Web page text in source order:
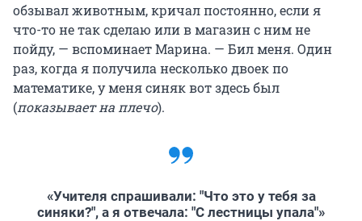
обзывал животным, кричал постоянно, если я
что-то не так сделаю или в магазин с ним не
пойду, — вспоминает Марина. — Бил меня. Один
раз, когда я получила несколько двоек по
математике, у меня синяк вот здесь был
(показывает на плечо).
«Учителя спрашивали: "Что это у тебя за
синяки?", а я отвечала: "С лестницы упала"»